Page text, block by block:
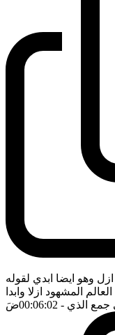
وهو ايضا ابدي لقوله
المشهود ازلا وابدا
جمع الذي - 00:06:02 ضَ